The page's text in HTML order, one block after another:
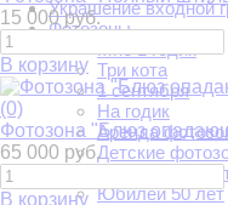
Украшение входной
Фотозоны
Мне 1 годик
Три кота
1 сентября
На годик
Аренда
Детские
Свадебные
Юбилей 50 лет
15 000 руб.
В корзину
(0)
Фотозона "Блюз
65 000 руб.
В корзину